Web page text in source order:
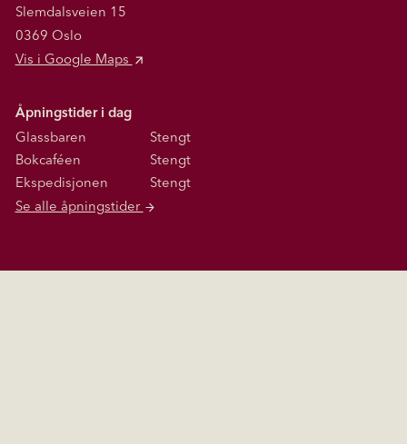
Slemdalsveien 15
0369 Oslo
Vis i Google Maps
Åpningstider i dag
Glassbaren
Stengt
Bokcaféen
Stengt
Ekspedisjonen
Stengt
Se alle åpningstider